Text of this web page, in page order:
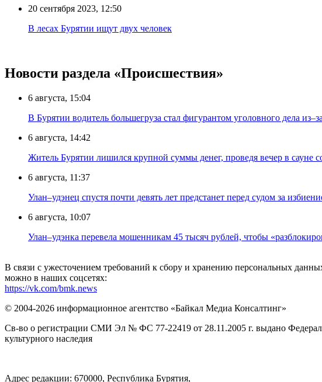
20 сентября 2023, 12:50
В лесах Бурятии ищут двух человек
Новости раздела «Происшествия»
6 августа, 15:04
В Бурятии водитель большегруза стал фигурантом уголовного дела
6 августа, 14:42
Житель Бурятии лишился крупной суммы денег, проведя вечер в сауне
6 августа, 11:37
Улан–удэнец спустя почти девять лет предстанет перед судом за
6 августа, 10:07
Улан–удэнка перевела мошенникам 45 тысяч рублей, чтобы
В связи с ужесточением требований к сбору и хранению персональных
можно в наших соцсетях:
https://vk.com/bmk.news
© 2004-2026 информационное агентство «Байкал Медиа Консалтинг»
Св-во о регистрации СМИ Эл № ФС 77-22419 от 28.11.2005 г. выдано
культурного наследия
Адрес редакции: 670000, Республика Бурятия,